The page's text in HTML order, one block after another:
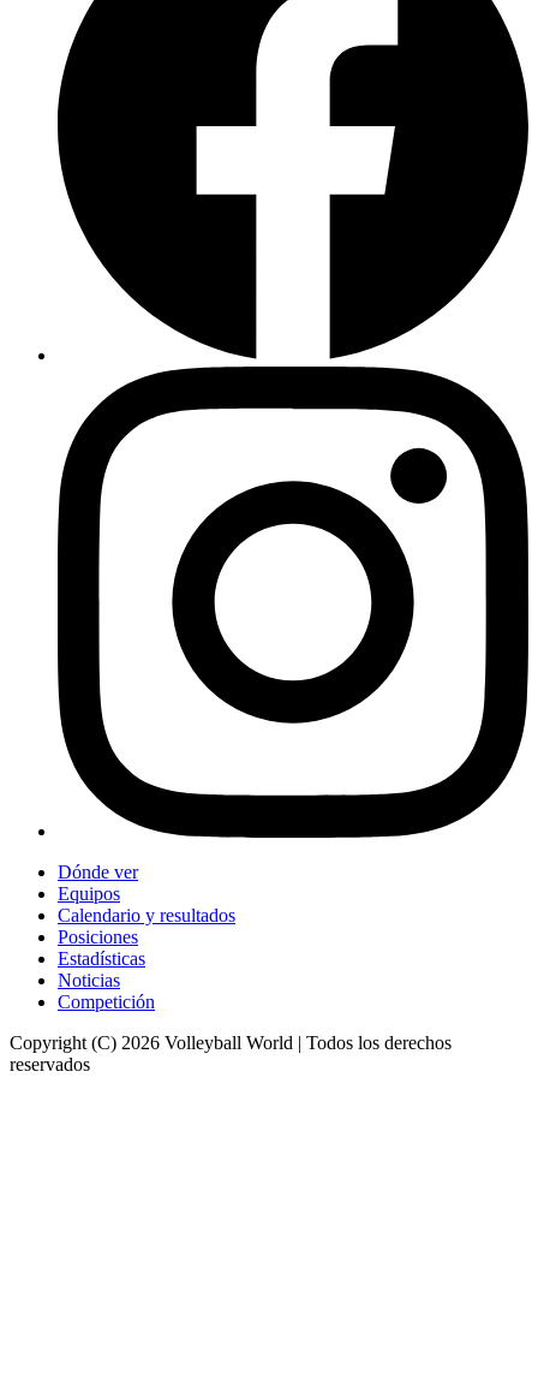
Dónde ver
Equipos
Calendario y resultados
Posiciones
Estadísticas
Noticias
Competición
Copyright (C) 2026 Volleyball World | Todos los derechos
reservados